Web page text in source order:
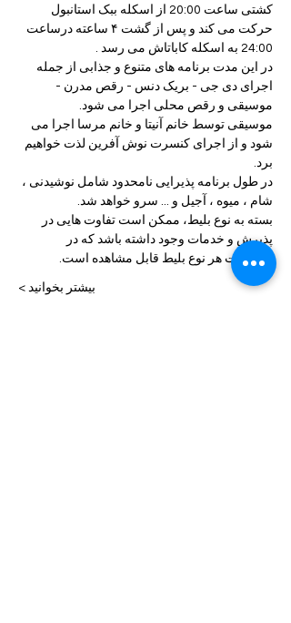
کشتی ساعت 20:00 از اسکله ببک استانبول
حرکت می کند و پس از گشت ۴ ساعته درساعت
24:00 به اسکله کاباتاش می رسد .
در این مدت برنامه های متنوع و جذابی از جمله
اجرای دی جی - بریک دنس - رقص مدرن -
موسیقی و رقص محلی اجرا می شود.
موسیقی توسط خانم آنیتا و خانم مرسا اجرا می
شود و از اجرای کنسرت نوش آفرین لذت خواهیم
برد.
در طول برنامه پذیرایی نامحدود شامل نوشیدنی ،
شام ، میوه ، آجیل و ... سرو خواهد شد.
بسته به نوع بلیط، ممکن است تفاوت هایی در
پذیرش و خدمات وجود داشته باشد که در
توضیحات هر نوع بلیط قابل مشاهده است.
بیشتر بخوانید >